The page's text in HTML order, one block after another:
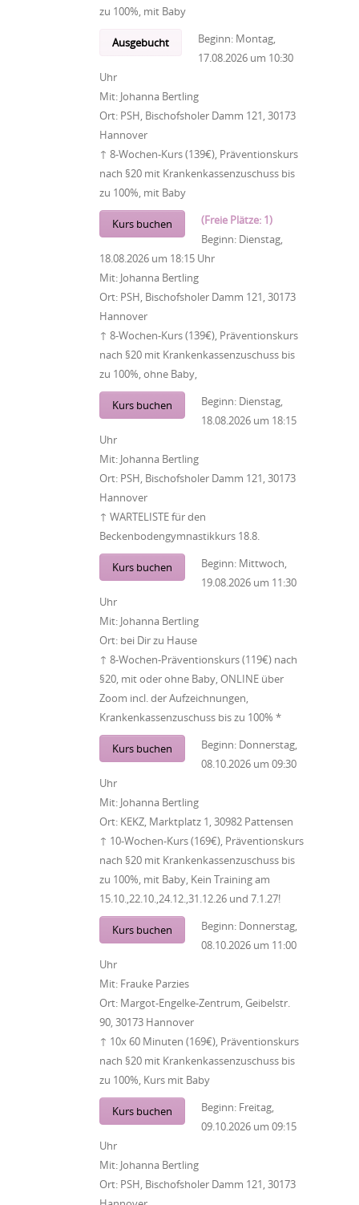
zu 100%, mit Baby
Ausgebucht Beginn: Montag,
17.08.2026 um 10:30
Uhr
Mit: Johanna Bertling
Ort: PSH, Bischofsholer Damm 121, 30173
Hannover
↑ 8-Wochen-Kurs (139€), Präventionskurs
nach §20 mit Krankenkassenzuschuss bis
zu 100%, mit Baby
Kurs buchen
(Freie Plätze: 1)
Beginn: Dienstag,
18.08.2026 um 18:15 Uhr
Mit: Johanna Bertling
Ort: PSH, Bischofsholer Damm 121, 30173
Hannover
↑ 8-Wochen-Kurs (139€), Präventionskurs
nach §20 mit Krankenkassenzuschuss bis
zu 100%, ohne Baby,
Kurs buchen Beginn: Dienstag,
18.08.2026 um 18:15
Uhr
Mit: Johanna Bertling
Ort: PSH, Bischofsholer Damm 121, 30173
Hannover
↑ WARTELISTE für den
Beckenbodengymnastikkurs 18.8.
Kurs buchen Beginn: Mittwoch,
19.08.2026 um 11:30
Uhr
Mit: Johanna Bertling
Ort: bei Dir zu Hause
↑ 8-Wochen-Präventionskurs (119€) nach
§20, mit oder ohne Baby, ONLINE über
Zoom incl. der Aufzeichnungen,
Krankenkassenzuschuss bis zu 100% *
Kurs buchen Beginn: Donnerstag,
08.10.2026 um 09:30
Uhr
Mit: Johanna Bertling
Ort: KEKZ, Marktplatz 1, 30982 Pattensen
↑ 10-Wochen-Kurs (169€), Präventionskurs
nach §20 mit Krankenkassenzuschuss bis
zu 100%, mit Baby, Kein Training am
15.10.,22.10.,24.12.,31.12.26 und 7.1.27!
Kurs buchen Beginn: Donnerstag,
08.10.2026 um 11:00
Uhr
Mit: Frauke Parzies
Ort: Margot-Engelke-Zentrum, Geibelstr.
90, 30173 Hannover
↑ 10x 60 Minuten (169€), Präventionskurs
nach §20 mit Krankenkassenzuschuss bis
zu 100%, Kurs mit Baby
Kurs buchen Beginn: Freitag,
09.10.2026 um 09:15
Uhr
Mit: Johanna Bertling
Ort: PSH, Bischofsholer Damm 121, 30173